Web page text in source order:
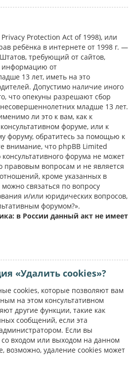
Privacy Protection Act of 1998), или
ребёнка в интернете от 1998 г. —
требующий от сайтов,
информацию от
13 лет, иметь на это
Допустимо наличие иного
что опекуны разрешают сбор
младше 13 лет.
ли это к вам, как к
форуме, или к
форуму, обратитесь за помощью к
внимание, что phpBB Limited
форума не может
правовым вопросам и не является
кроме указанных в
связаться по вопросу
и/или юридических вопросов,
форумом?».
в России данный акт не имеет
«Удалить cookies»?
cookies, которые позволяют вам
на этом консультативном
другие функции, такие как
сообщений, если эта
Если вы
входом или выходом на данном
возможно, удаление cookies может